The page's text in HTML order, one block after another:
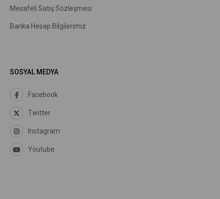
Mesafeli Satış Sözleşmesi
Banka Hesap Bilgilerimiz
SOSYAL MEDYA
Facebook
Twitter
Instagram
Youtube